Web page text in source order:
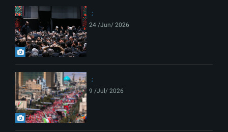
24 /Jun/ 2026
9 /Jul/ 2026